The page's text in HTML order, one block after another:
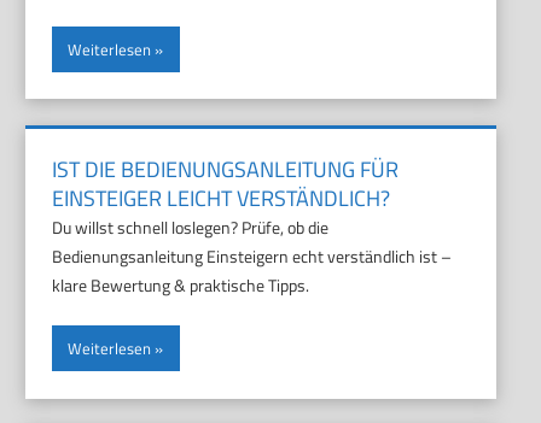
Weiterlesen
IST DIE BEDIENUNGSANLEITUNG FÜR
EINSTEIGER LEICHT VERSTÄNDLICH?
Du willst schnell loslegen? Prüfe, ob die
Bedienungsanleitung Einsteigern echt verständlich ist –
klare Bewertung & praktische Tipps.
Weiterlesen